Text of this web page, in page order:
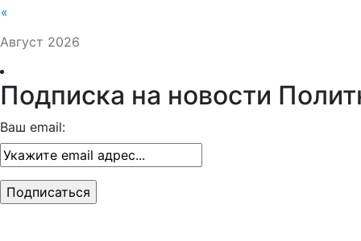
Август 2026
«
Подписка на новости
Ваш email: